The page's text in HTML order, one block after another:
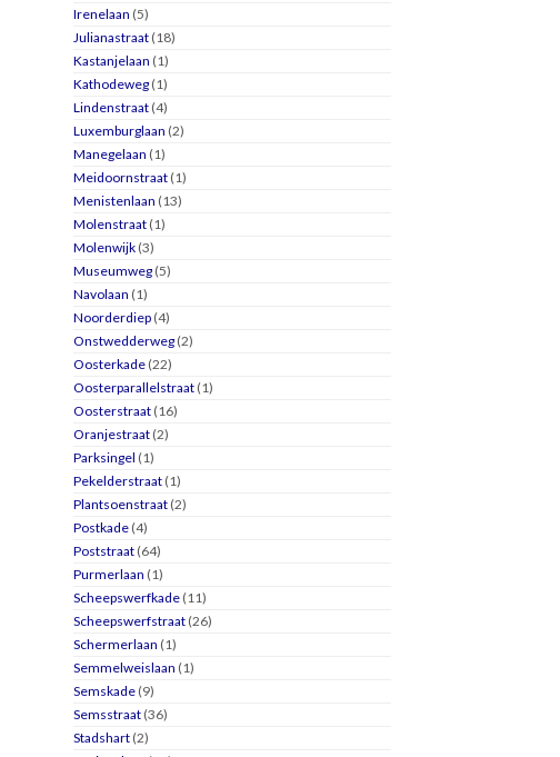
Irenelaan (5)
Julianastraat (18)
Kastanjelaan (1)
Kathodeweg (1)
Lindenstraat (4)
Luxemburglaan (2)
Manegelaan (1)
Meidoornstraat (1)
Menistenlaan (13)
Molenstraat (1)
Molenwijk (3)
Museumweg (5)
Navolaan (1)
Noorderdiep (4)
Onstwedderweg (2)
Oosterkade (22)
Oosterparallelstraat (1)
Oosterstraat (16)
Oranjestraat (2)
Parksingel (1)
Pekelderstraat (1)
Plantsoenstraat (2)
Postkade (4)
Poststraat (64)
Purmerlaan (1)
Scheepswerfkade (11)
Scheepswerfstraat (26)
Schermerlaan (1)
Semmelweislaan (1)
Semskade (9)
Semsstraat (36)
Stadshart (2)